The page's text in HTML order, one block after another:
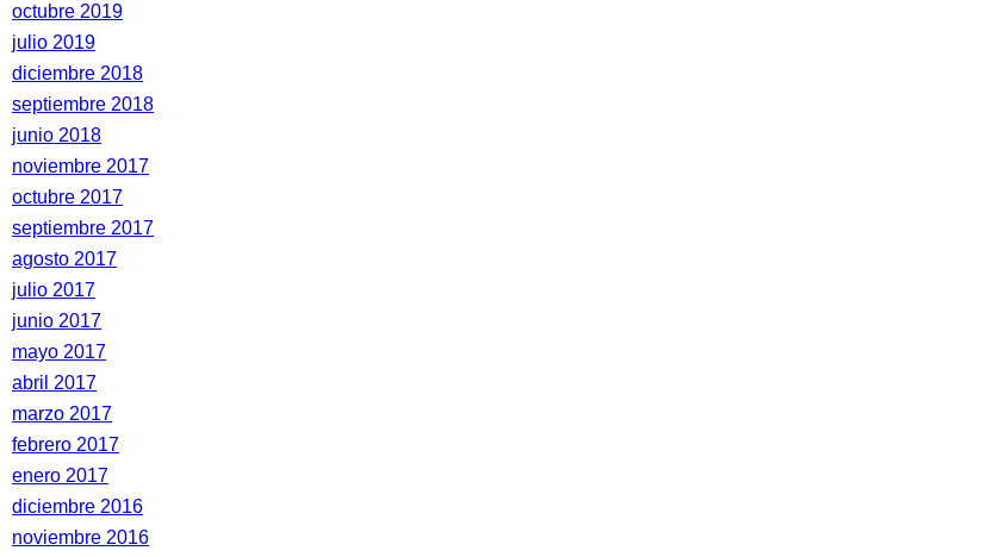
octubre 2019
julio 2019
diciembre 2018
septiembre 2018
junio 2018
noviembre 2017
octubre 2017
septiembre 2017
agosto 2017
julio 2017
junio 2017
mayo 2017
abril 2017
marzo 2017
febrero 2017
enero 2017
diciembre 2016
noviembre 2016